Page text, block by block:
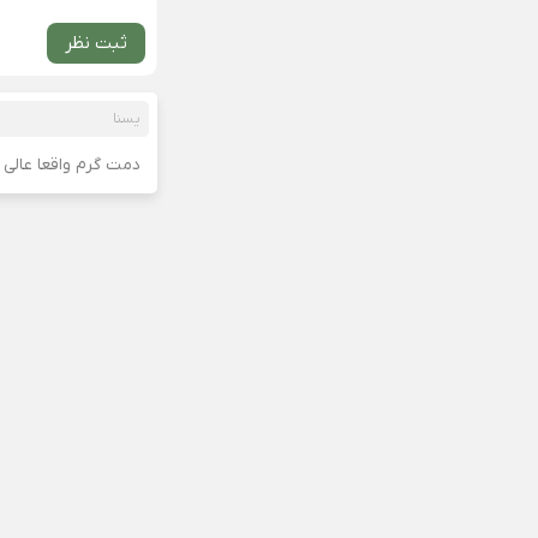
ثبت نظر
یسنا
دمت گرم واقعا عالی